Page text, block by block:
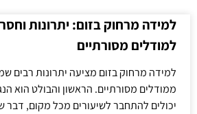
למידה מרחוק בזום: יתרונות
למודלים מסורתיים
למידה מרחוק בזום מציעה יתרונות רבים
ממודלים מסורתיים. הראשון והבולט הוא
יכולים להתחבר לשיעורים מכל מקום,